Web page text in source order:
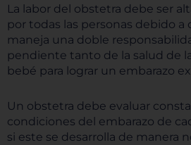
La labor del obstetra debe ser
por todas las personas debido
maneja una doble
pendiente tanto de la salud de
bebé para lograr un embarazo
Un obstetra debe evaluar
condiciones del embarazo de
si este se desarrolla de manera